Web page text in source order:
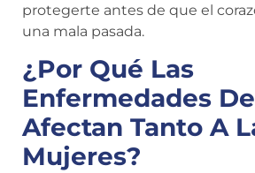
protegerte antes de que el
una mala pasada.
¿Por Qué Las
Enfermedades
Afectan Tanto A
Mujeres?